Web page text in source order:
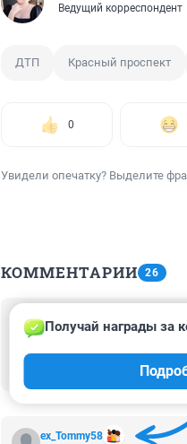
Ведущий корреспондент
ДТП Красный проспект
0
Увидели опечатку? Выделите
КОММЕНТАРИИ 26
12 августа 2022, 05:22
"На месте заметили и
ex_Tommy58
Получай награды за